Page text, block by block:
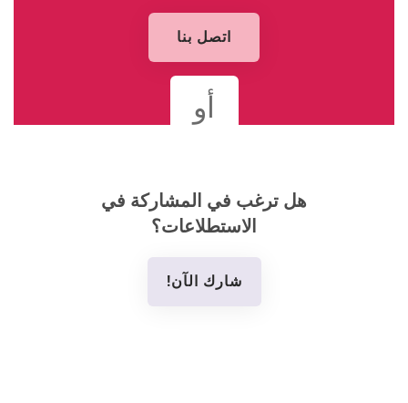
اتصل بنا
هل ترغب في المشاركة في
الاستطلاعات؟
شارك الآن!
أو